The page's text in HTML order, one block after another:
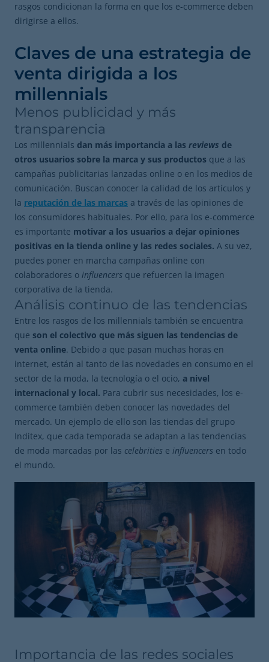
rasgos condicionan la forma en que los e-commerce deben
dirigirse a ellos.
Claves de una estrategia de
venta dirigida a los
millennials
Menos publicidad y más
transparencia
Los millennials dan más importancia a las reviews de
otros usuarios sobre la marca y sus productos que a las
campañas publicitarias lanzadas online o en los medios de
comunicación. Buscan conocer la calidad de los artículos y
la reputación de las marcas a través de las opiniones de
los consumidores habituales. Por ello, para los e-commerce
es importante motivar a los usuarios a dejar opiniones
positivas en la tienda online y las redes sociales. A su vez,
puedes poner en marcha campañas online con
colaboradores o influencers que refuercen la imagen
corporativa de la tienda.
Análisis continuo de las tendencias
Entre los rasgos de los millennials también se encuentra
que son el colectivo que más siguen las tendencias de
venta online. Debido a que pasan muchas horas en
internet, están al tanto de las novedades en consumo en el
sector de la moda, la tecnología o el ocio, a nivel
internacional y local. Para cubrir sus necesidades, los e-
commerce también deben conocer las novedades del
mercado. Un ejemplo de ello son las tiendas del grupo
Inditex, que cada temporada se adaptan a las tendencias
de moda marcadas por las celebrities e influencers en todo
el mundo.
Importancia de las redes sociales